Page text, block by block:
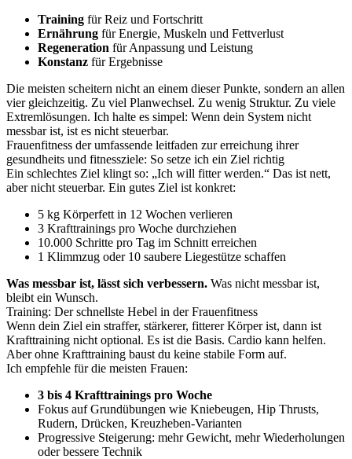
Training für Reiz und Fortschritt
Ernährung für Energie, Muskeln und Fettverlust
Regeneration für Anpassung und Leistung
Konstanz für Ergebnisse
Die meisten scheitern nicht an einem dieser Punkte, sondern an allen
vier gleichzeitig. Zu viel Planwechsel. Zu wenig Struktur. Zu viele
Extremlösungen. Ich halte es simpel: Wenn dein System nicht
messbar ist, ist es nicht steuerbar.
Frauenfitness der umfassende leitfaden zur erreichung ihrer
gesundheits und fitnessziele: So setze ich ein Ziel richtig
Ein schlechtes Ziel klingt so: „Ich will fitter werden.“ Das ist nett,
aber nicht steuerbar. Ein gutes Ziel ist konkret:
5 kg Körperfett in 12 Wochen verlieren
3 Krafttrainings pro Woche durchziehen
10.000 Schritte pro Tag im Schnitt erreichen
1 Klimmzug oder 10 saubere Liegestütze schaffen
Was messbar ist, lässt sich verbessern. Was nicht messbar ist,
bleibt ein Wunsch.
Training: Der schnellste Hebel in der Frauenfitness
Wenn dein Ziel ein straffer, stärkerer, fitterer Körper ist, dann ist
Krafttraining nicht optional. Es ist die Basis. Cardio kann helfen.
Aber ohne Krafttraining baust du keine stabile Form auf.
Ich empfehle für die meisten Frauen:
3 bis 4 Krafttrainings pro Woche
Fokus auf Grundübungen wie Kniebeugen, Hip Thrusts,
Rudern, Drücken, Kreuzheben-Varianten
Progressive Steigerung: mehr Gewicht, mehr Wiederholungen
oder bessere Technik